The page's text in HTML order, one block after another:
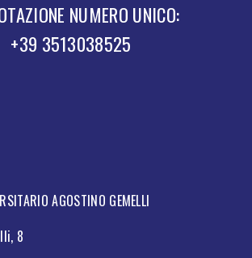
NUMERO UNICO:
+39 3513038525
AGOSTINO GEMELLI
8